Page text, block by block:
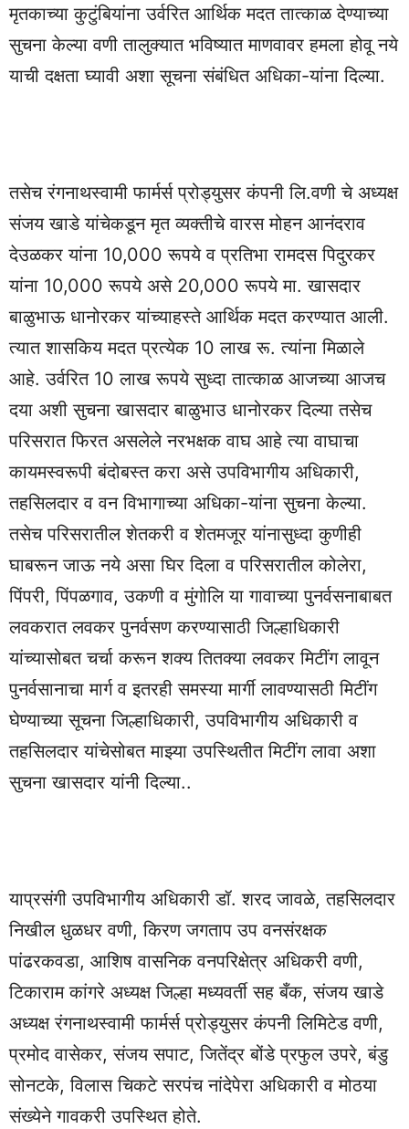
मृतकाच्या कुटुंबियांना उर्वरित आर्थिक मदत तात्काळ देण्याच्या
सुचना केल्या वणी तालुक्यात भविष्यात माणवावर हमला होवू नये
याची दक्षता घ्यावी अशा सूचना संबंधित अधिका-यांना दिल्या.
तसेच रंगनाथस्वामी फार्मर्स प्रोड्युसर कंपनी लि.वणी चे अध्यक्ष
संजय खाडे यांचेकडून मृत व्यक्तीचे वारस मोहन आनंदराव
देउळकर यांना 10,000 रूपये व प्रतिभा रामदस पिदुरकर
यांना 10,000 रूपये असे 20,000 रूपये मा. खासदार
बाळुभाऊ धानोरकर यांच्याहस्ते आर्थिक मदत करण्यात आली.
त्यात शासकिय मदत प्रत्येक 10 लाख रू. त्यांना मिळाले
आहे. उर्वरित 10 लाख रूपये सुध्दा तात्काळ आजच्या आजच
दया अशी सुचना खासदार बाळुभाउ धानोरकर दिल्या तसेच
परिसरात फिरत असलेले नरभक्षक वाघ आहे त्या वाघाचा
कायमस्वरूपी बंदोबस्त करा असे उपविभागीय अधिकारी,
तहसिलदार व वन विभागाच्या अधिका-यांना सुचना केल्या.
तसेच परिसरातील शेतकरी व शेतमजूर यांनासुध्दा कुणीही
घाबरून जाऊ नये असा घिर दिला व परिसरातील कोलेरा,
पिंपरी, पिंपळगाव, उकणी व मुंगोलि या गावाच्या पुनर्वसनाबाबत
लवकरात लवकर पुनर्वसण करण्यासाठी जिल्हाधिकारी
यांच्यासोबत चर्चा करून शक्य तितक्या लवकर मिटींग लावून
पुनर्वसानाचा मार्ग व इतरही समस्या मार्गी लावण्यासठी मिटींग
घेण्याच्या सूचना जिल्हाधिकारी, उपविभागीय अधिकारी व
तहसिलदार यांचेसोबत माझ्या उपस्थितीत मिटींग लावा अशा
सुचना खासदार यांनी दिल्या..
याप्रसंगी उपविभागीय अधिकारी डॉ. शरद जावळे, तहसिलदार
निखील धुळधर वणी, किरण जगताप उप वनसंरक्षक
पांढरकवडा, आशिष वासनिक वनपरिक्षेत्र अधिकरी वणी,
टिकाराम कांगरे अध्यक्ष जिल्हा मध्यवर्ती सह बँक, संजय खाडे
अध्यक्ष रंगनाथस्वामी फार्मर्स प्रोड्युसर कंपनी लिमिटेड वणी,
प्रमोद वासेकर, संजय सपाट, जितेंद्र बोंडे प्रफुल उपरे, बंडु
सोनटके, विलास चिकटे सरपंच नांदेपेरा अधिकारी व मोठया
संख्येने गावकरी उपस्थित होते.